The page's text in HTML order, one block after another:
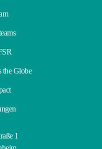
the Globe
1